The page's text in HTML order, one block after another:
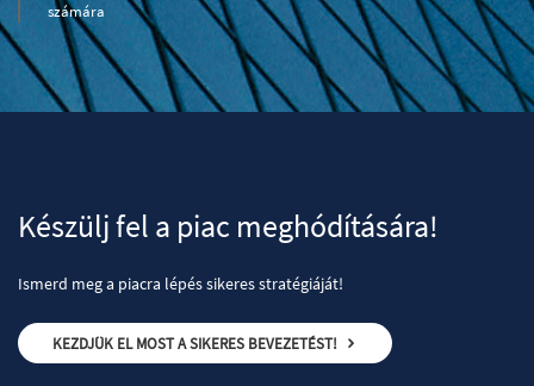
számára
Készülj fel a piac meghódítására!
Ismerd meg a piacra lépés sikeres stratégiáját!
KEZDJÜK EL MOST A SIKERES BEVEZETÉST!